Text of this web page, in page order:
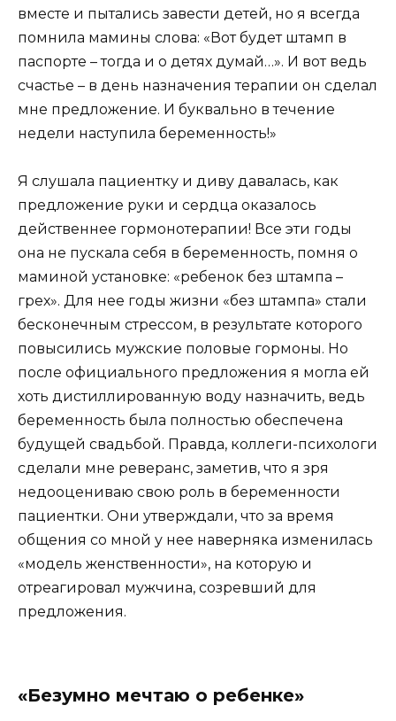
вместе и пытались завести детей, но я всегда
помнила мамины слова: «Вот будет штамп в
паспорте – тогда и о детях думай…». И вот ведь
счастье – в день назначения терапии он сделал
мне предложение. И буквально в течение
недели наступила беременность!»
Я слушала пациентку и диву давалась, как
предложение руки и сердца оказалось
действеннее гормонотерапии! Все эти годы
она не пускала себя в беременность, помня о
маминой установке: «ребенок без штампа –
грех». Для нее годы жизни «без штампа» стали
бесконечным стрессом, в результате которого
повысились мужские половые гормоны. Но
после официального предложения я могла ей
хоть дистиллированную воду назначить, ведь
беременность была полностью обеспечена
будущей свадьбой. Правда, коллеги-психологи
сделали мне реверанс, заметив, что я зря
недооцениваю свою роль в беременности
пациентки. Они утверждали, что за время
общения со мной у нее наверняка изменилась
«модель женственности», на которую и
отреагировал мужчина, созревший для
предложения.
«Безумно мечтаю о ребенке»